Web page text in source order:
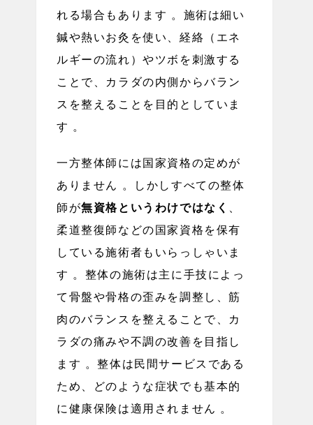
れる場合もあります 。施術は細い
鍼や熱いお灸を使い、経絡（エネ
ルギーの流れ）やツボを刺激する
ことで、カラダの内側からバラン
スを整えることを目的としていま
す 。
一方整体師には国家資格の定めが
ありません 。しかしすべての整体
師が無資格というわけではなく
柔道整復師などの国家資格を保有
している施術者もいらっしゃいま
す 。整体の施術は主に手技によっ
て骨盤や骨格の歪みを調整し、筋
肉のバランスを整えることで、カ
ラダの痛みや不調の改善を目指し
ます 。整体は民間サービスである
ため、どのような症状でも基本的
に健康保険は適用されません 。